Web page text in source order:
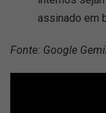
assinado em
Fonte: Google